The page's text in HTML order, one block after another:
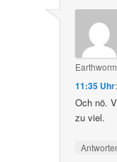
11:35 Uhr:
Och nö.
zu viel.